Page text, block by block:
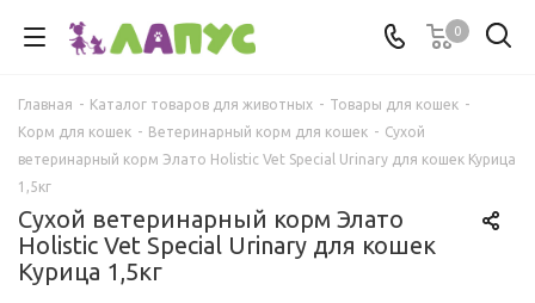
0
Главная - Каталог товаров для животных - Товары для кошек -
Корм для кошек - Ветеринарный корм для кошек - Сухой
ветеринарный корм Элато Holistic Vet Special Urinary для кошек Курица
1,5кг
Сухой ветеринарный корм Элато
Holistic Vet Special Urinary для кошек
Курица 1,5кг